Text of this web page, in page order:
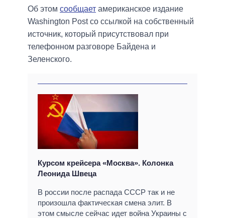
Об этом сообщает американское издание
Washington Post со ссылкой на собственный
источник, который присутствовал при
телефонном разговоре Байдена и
Зеленского.
Курсом крейсера «Москва». Колонка
Леонида Швеца
В россии после распада СССР так и не
произошла фактическая смена элит. В
этом смысле сейчас идет война Украины с